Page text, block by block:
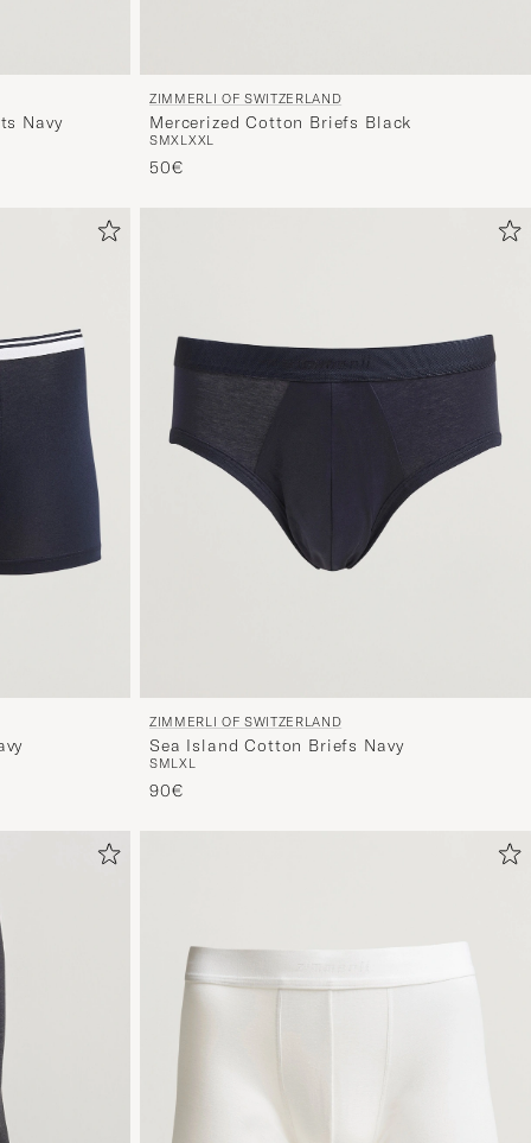
Navy
ZIMMERLI OF SWITZERLAND
Mercerized Cotton Briefs Black
SMXLXXL
50€
ZIMMERLI OF SWITZERLAND
Sea Island Cotton Briefs Navy
SMLXL
90€